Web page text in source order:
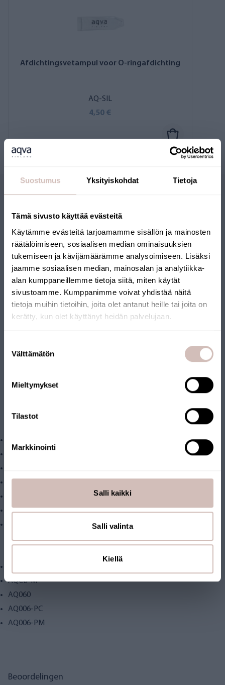
Suostumus Yksityiskohdat Tietoja
Tämä sivusto käyttää evästeitä
Käytämme evästeitä tarjoamamme sisällön ja mainosten
räätälöimiseen, sosiaalisen median ominaisuuksien
tukemiseen ja kävijämäärämme analysoimiseen. Lisäksi
jaamme sosiaalisen median, mainosalan ja analytiikka-
alan kumppaneillemme tietoja siitä, miten käytät
sivustoamme. Kumppanimme voivat yhdistää näitä
tietoja muihin tietoihin, joita olet antanut heille tai joita on
kerätty, kun olet käyttänyt heidän palvelujaan.
valinta
Välttämätön
Mieltymykset
Tilastot
Markkinointi
Salli kaikki
Salli valinta
Kiellä
Afdichtingsvetampul voor O-ringafdichting
AQ-SIL
4,50 €
VERVANGENDE FILTERS
VOOR HET PURE 2
OMGEKEERDE-
OSMOSEAPPARAAT. DE
TOTAAL 4 FILTERS EN EEN
OSMOSEMEMBRAAN.
Het pakket bevat voorfilters (2 stuks) en nafilters (2 stuks) die
1 st. Afwerkingsfilter, actieve kool (AQ006-PC)
1 st. Post-mineralisatiefilter (AQ006-PM)
en een omgekeerd osmosemembraan (AQ060) dat elke 2 jaar
wordt vervangen:
AQCB-M
AQ060
AQ006-PC
AQ006-PM
Beoordelingen
Leveringsland